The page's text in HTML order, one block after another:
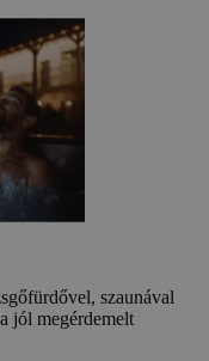
szaunával
jól megérdemelt